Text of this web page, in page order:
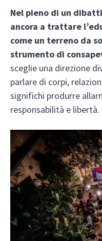
Nel pieno di un
ancora a trattare
come un terreno da
strumento di
sceglie una direzione
parlare di corpi,
significhi produrre
responsabilità e libertà.